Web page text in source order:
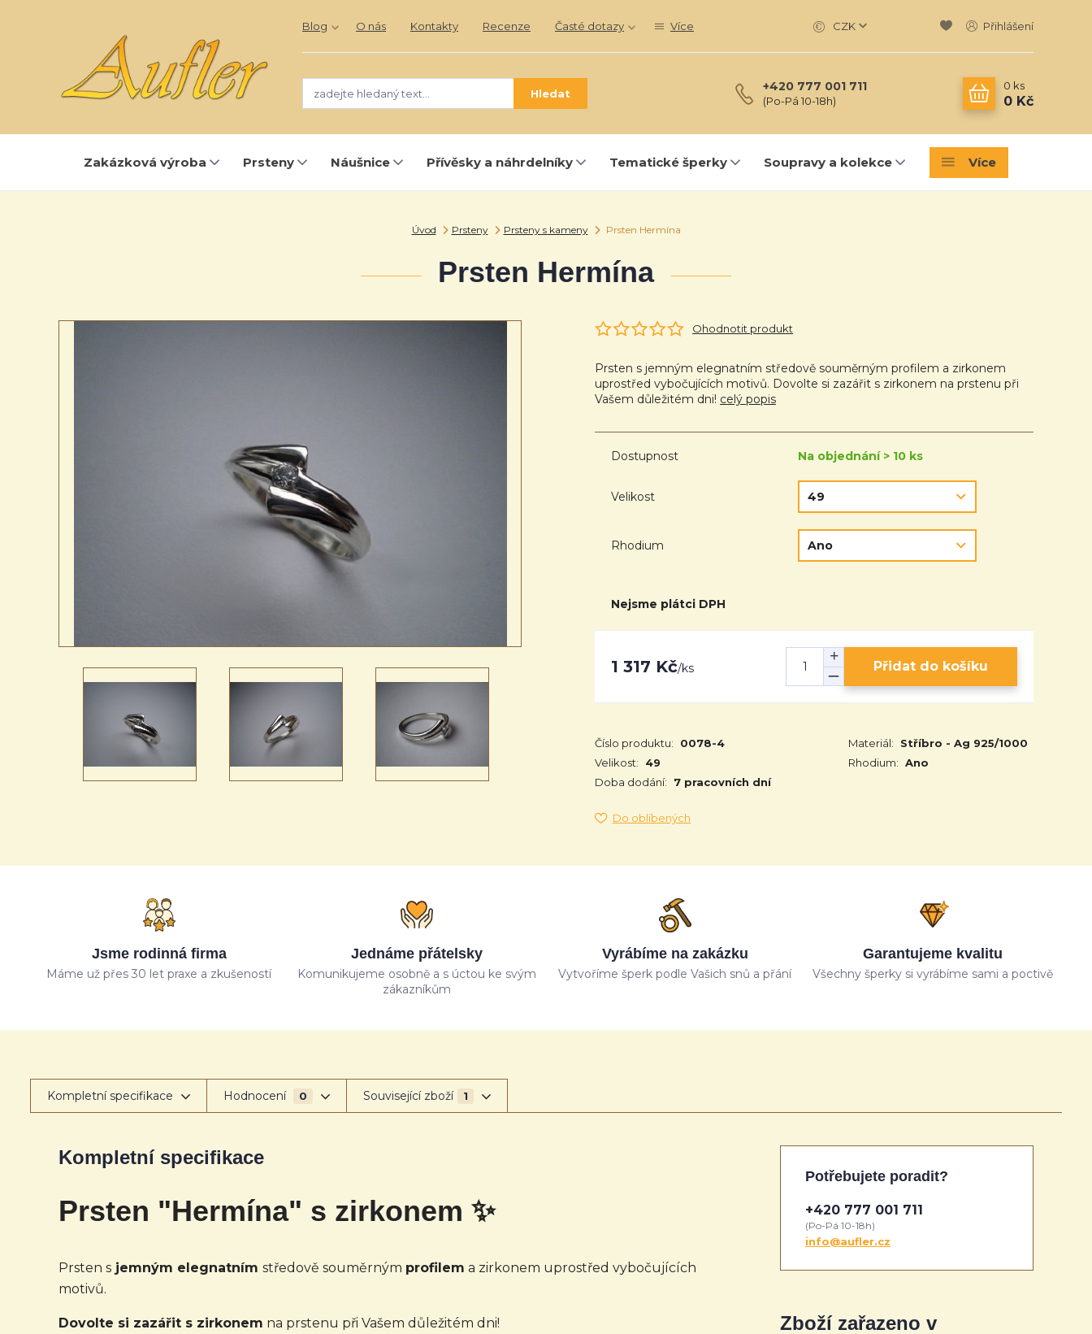
Blog O nás Kontakty Recenze Časté dotazy Více CZK Přihlášení
Hledat +420 777 001 711
(Po-Pá 10-18h)
0 ks
0 Kč
Zakázková výroba Prsteny Náušnice Přívěsky a náhrdelníky Tematické šperky Soupravy a kolekce Více
Úvod Prsteny Prsteny s kameny Prsten Hermína
Prsten Hermína
Ohodnotit produkt
Prsten s jemným elegnatním středově souměrným profilem a zirkonem
uprostřed vybočujících motivů. Dovolte si zazářit s zirkonem na prstenu při
Vašem důležitém dni! celý popis
Dostupnost Na objednání > 10 ks
Velikost
Rhodium
Nejsme plátci DPH
1 317 Kč/ks Přidat do košíku
Číslo produktu: 0078-4 Materiál:
Stříbro - Ag 925/1000
Velikost:
49 Rhodium: Ano
Doba dodání:
7 pracovních dní
Do oblíbených
Jsme rodinná firma
Máme už přes 30 let praxe a zkušeností
Jednáme přátelsky
Komunikujeme osobně a s úctou ke svým
zákazníkům
Vyrábíme na zakázku
Vytvoříme šperk podle Vašich snů a přání
Garantujeme kvalitu
Všechny šperky si vyrábíme sami a poctivě
Kompletní specifikace Hodnocení 0 Související zboží 1
Kompletní specifikace
Prsten "Hermína" s zirkonem ✨
Prsten s jemným elegnatním středově souměrným profilem a zirkonem uprostřed vybočujících
motivů.
Dovolte si zazářit s zirkonem na prstenu při Vašem důležitém dni!
Zboží zařazeno v
Potřebujete poradit?
+420 777 001 711
(Po-Pá 10-18h)
info@aufler.cz